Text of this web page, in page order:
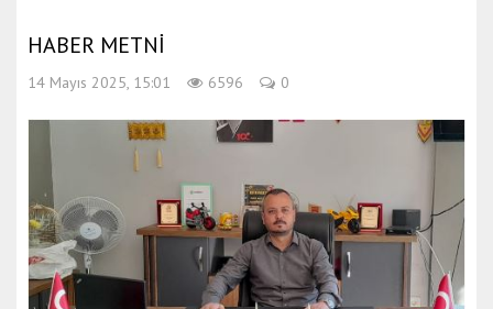
HABER METNİ
14 Mayıs 2025, 15:01 6596 0